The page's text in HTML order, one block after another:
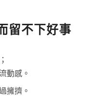
留不下好事
動感。
擁擠。